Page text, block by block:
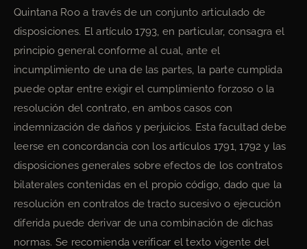
Quintana Roo a través de un conjunto articulado de
disposiciones. El artículo 1793, en particular, consagra el
principio general conforme al cual, ante el
incumplimiento de una de las partes, la parte cumplida
puede optar entre exigir el cumplimiento forzoso o la
resolución del contrato, en ambos casos con
indemnización de daños y perjuicios. Esta facultad debe
leerse en concordancia con los artículos 1791, 1792 y las
disposiciones generales sobre efectos de los contratos
bilaterales contenidas en el propio código, dado que la
resolución en contratos de tracto sucesivo o ejecución
diferida puede derivar de una combinación de dichas
normas. Se recomienda verificar el texto vigente del